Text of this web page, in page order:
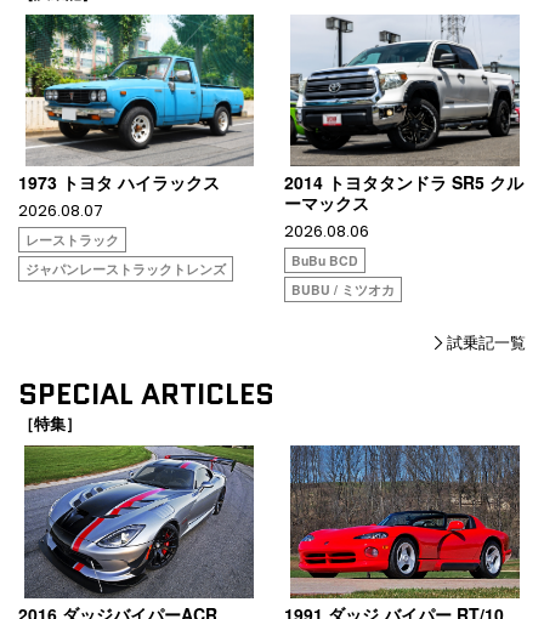
1973 トヨタ ハイラックス
2026.08.07
レーストラック
ジャパンレーストラックトレンズ
2014 トヨタタンドラ SR5 クル
ーマックス
2026.08.06
BuBu BCD
BUBU / ミツオカ
試乗記一覧
SPECIAL ARTICLES
［特集］
2016 ダッジバイパーACR 1991 ダッジ バイパー RT/10